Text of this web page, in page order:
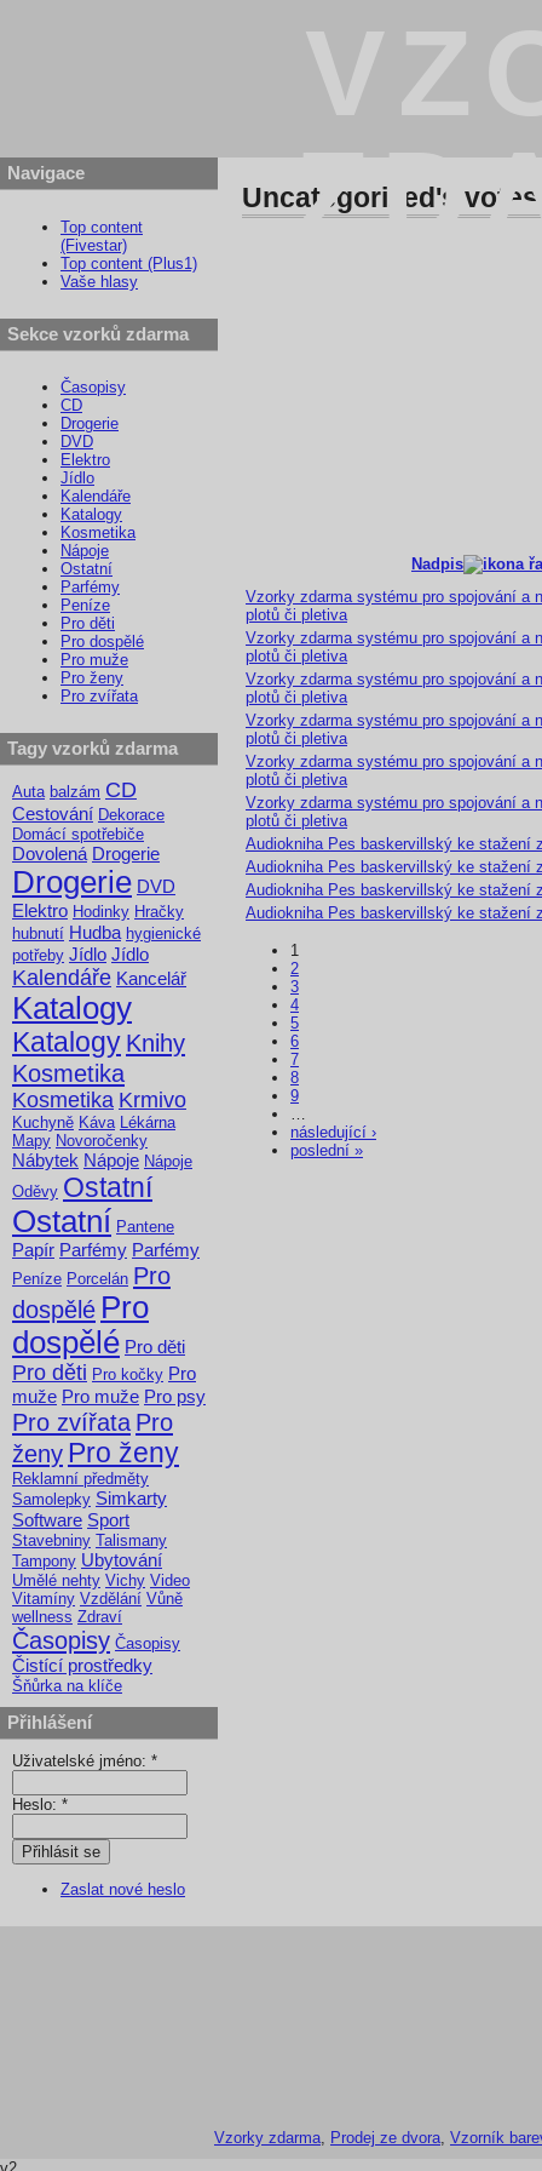
Uncategorized's votes
Nadpis
Vzorky zdarma systému pro spojování a
plotů či pletiva
Vzorky zdarma systému pro spojování a
plotů či pletiva
Vzorky zdarma systému pro spojování a
plotů či pletiva
Vzorky zdarma systému pro spojování a
plotů či pletiva
Vzorky zdarma systému pro spojování a
plotů či pletiva
Vzorky zdarma systému pro spojování a
plotů či pletiva
Audiokniha Pes baskervillský ke stažení
Audiokniha Pes baskervillský ke stažení
Audiokniha Pes baskervillský ke stažení
Audiokniha Pes baskervillský ke stažení
1
2
3
4
5
6
7
8
9
…
následující ›
poslední »
Navigace
Top content
(Fivestar)
Top content (Plus1)
Vaše hlasy
Sekce vzorků zdarma
Časopisy
CD
Drogerie
DVD
Elektro
Jídlo
Kalendáře
Katalogy
Kosmetika
Nápoje
Ostatní
Parfémy
Peníze
Pro děti
Pro dospělé
Pro muže
Pro ženy
Pro zvířata
Tagy vzorků zdarma
Auta balzám CD
Cestování Dekorace
Domácí spotřebiče
Dovolená Drogerie
Drogerie DVD
Elektro Hodinky Hračky
hubnutí Hudba hygienické
potřeby Jídlo Jídlo
Kalendáře Kancelář
Katalogy
Katalogy Knihy
Kosmetika
Kosmetika Krmivo
Kuchyně Káva Lékárna
Mapy Novoročenky
Nábytek Nápoje Nápoje
Oděvy Ostatní
Ostatní Pantene
Papír Parfémy Parfémy
Peníze Porcelán Pro
dospělé Pro
dospělé Pro děti
Pro děti Pro kočky Pro
muže Pro muže Pro psy
Pro zvířata Pro
ženy Pro ženy
Reklamní předměty
Samolepky Simkarty
Software Sport
Stavebniny Talismany
Tampony Ubytování
Umělé nehty Vichy Video
Vitamíny Vzdělání Vůně
wellness Zdraví
Časopisy Časopisy
Čistící prostředky
Šňůrka na klíče
Přihlášení
Uživatelské jméno: *
Heslo: *
Zaslat nové heslo
Vzorky zdarma Prodej ze dvora Vzorník